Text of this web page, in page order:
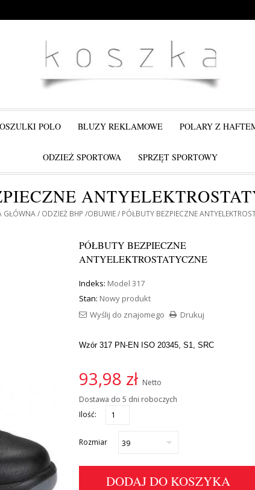
POLO BLUZY REKLAMOWE POLARY Z
ODZIEŻ SPORTOWA SPRZĘT SPORTOWY
GŁÓWNA ODZIEŻ BHP OBUWIE PÓŁBUTY BEZPIECZNE
PÓŁBUTY BEZPIECZNE
ANTYELEKTROSTATYCZNE
Indeks: Model 317
Stan: Nowy produkt
Drukuj
Wyślij do znajomego
Wzór 317 PN-EN ISO 20345, S1, SRC
93,98 zł Netto
Dostawa do 5 dni roboczych
Ilość:
Rozmiar
DODAJ DO KOSZYKA